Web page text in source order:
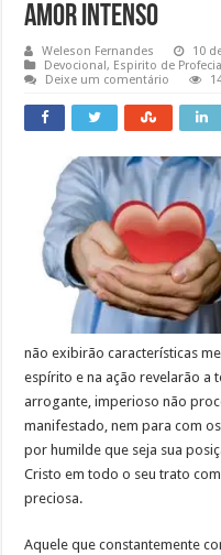
Amor intenso
Weleson Fernandes
10
Devocional, Espirito de
Deixe um comentário
não exibirão características
espírito e na ação revelarão a
arrogante, imperioso não
manifestado, nem para com
por humilde que seja sua
Cristo em todo o seu trato
preciosa.
Aquele que constantemente